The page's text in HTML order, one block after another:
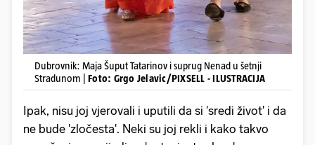
Dubrovnik: Maja Šuput Tatarinov i suprug Nenad u šetnji
Stradunom | Foto: Grgo Jelavic/PIXSELL - ILUSTRACIJA
Ipak, nisu joj vjerovali i uputili da si 'sredi život' i da
ne bude 'zločesta'. Neki su joj rekli i kako takvo